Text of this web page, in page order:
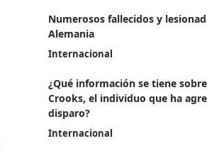
Numerosos fallecidos y
Alemania
Internacional
¿Qué información se tiene
Crooks, el individuo que ha
disparo?
Internacional